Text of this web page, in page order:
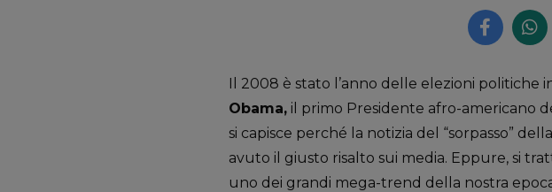
Il 2008 è stato l’anno delle elezioni politiche
Obama,il primo Presidente afro-americano
si capisce perché la notizia del “sorpasso”
avuto il giusto risalto sui media. Eppure, si
uno dei grandi mega-trend della nostra